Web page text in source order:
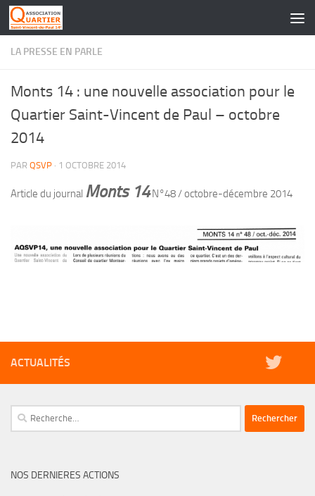
Skip to content
LA PRESSE EN PARLE
Monts 14 : une nouvelle association pour le
Quartier Saint-Vincent de Paul – octobre
2014
PAR QSVP · 1 OCTOBRE 2014
Article du journal Monts 14N°48 / octobre-décembre 2014
ACTUALITÉS
Rechercher :
NOS DERNIERES ACTIONS